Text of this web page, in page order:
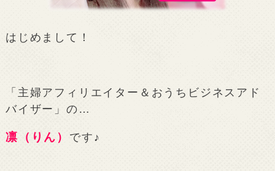
はじめまして！
「主婦アフィリエイター＆おうちビジネスアド
バイザー」の…
凛（りん） です♪